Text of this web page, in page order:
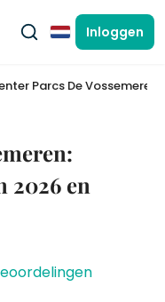
Nederlands
Inloggen
Parcs De Vossemeren
2026 en